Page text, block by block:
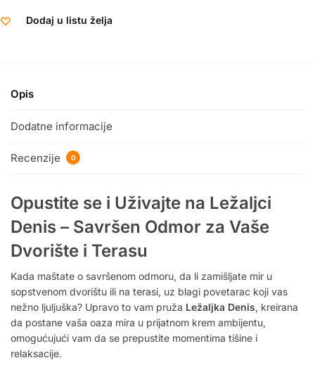
Dodaj u listu želja
Opis
Dodatne informacije
Recenzije 0
Opustite se i Uživajte na Ležaljci
Denis – Savršen Odmor za Vaše
Dvorište i Terasu
Kada maštate o savršenom odmoru, da li zamišljate mir u
sopstvenom dvorištu ili na terasi, uz blagi povetarac koji vas
nežno ljuljuška? Upravo to vam pruža Ležaljka Denis, kreirana
da postane vaša oaza mira u prijatnom krem ambijentu,
omogućujući vam da se prepustite momentima tišine i
relaksacije.